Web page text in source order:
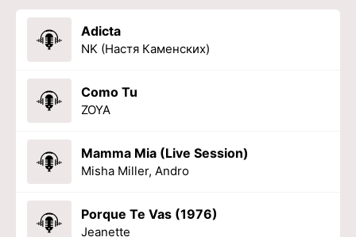
Adicta
NK (Настя Каменских)
Como Tu
ZOYA
Mamma Mia (Live Session)
Misha Miller, Andro
Porque Te Vas (1976)
Jeanette